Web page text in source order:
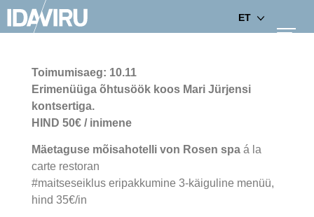
ET
Toimumisaeg: 10.11
Erimenüüga õhtusöök koos Mari Jürjensi
kontsertiga.
HIND 50€ / inimene
Mäetaguse mõisahotelli von Rosen spa á la
carte restoran
#maitseseiklus eripakkumine 3-käiguline menüü,
hind 35€/in